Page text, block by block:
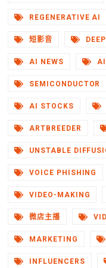
REGENERATIVE AI
短影音
AI NEWS
SEMICONDUCTOR
AI STOCKS
ARTBREEDER
UNSTABLE
VOICE PHISHING
VIDEO-MAKING
微店主播
MARKETING
INFLUENCERS